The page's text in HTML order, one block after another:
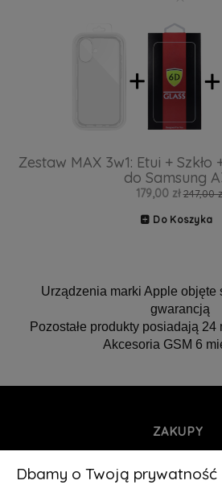
Zestaw MAX 3w1: Etui +
do Samsung
179,00 zł 247,00
Do Koszyka
Urządzenia marki Apple objęte
gwarancją
Pozostałe produkty posiadają
Akcesoria GSM 6
ZAKUPY
INFORMACJE
Dbamy o Twoją prywatność